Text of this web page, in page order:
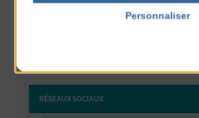
RÉSEAUX SOCIAUX
Personnaliser